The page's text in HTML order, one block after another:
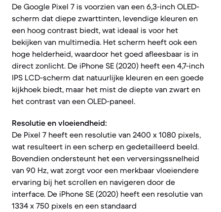
De Google Pixel 7 is voorzien van een 6,3-inch OLED-
scherm dat diepe zwarttinten, levendige kleuren en
een hoog contrast biedt, wat ideaal is voor het
bekijken van multimedia. Het scherm heeft ook een
hoge helderheid, waardoor het goed afleesbaar is in
direct zonlicht. De iPhone SE (2020) heeft een 4,7-inch
IPS LCD-scherm dat natuurlijke kleuren en een goede
kijkhoek biedt, maar het mist de diepte van zwart en
het contrast van een OLED-paneel.
Resolutie en vloeiendheid:
De Pixel 7 heeft een resolutie van 2400 x 1080 pixels,
wat resulteert in een scherp en gedetailleerd beeld.
Bovendien ondersteunt het een verversingssnelheid
van 90 Hz, wat zorgt voor een merkbaar vloeiendere
ervaring bij het scrollen en navigeren door de
interface. De iPhone SE (2020) heeft een resolutie van
1334 x 750 pixels en een standaard